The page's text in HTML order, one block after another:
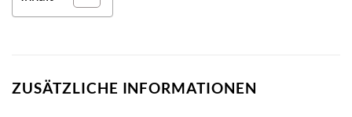
ZUSÄTZLICHE INFORMATIONEN